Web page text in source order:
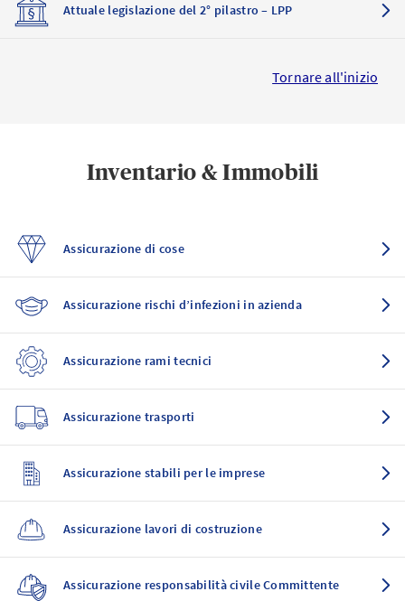
Attuale legislazione del 2° pilastro – LPP
Tornare all'inizio
Inventario & Immobili
Assicurazione di cose
Assicurazione rischi d’infezioni in azienda
Assicurazione rami tecnici
Assicurazione trasporti
Assicurazione stabili per le imprese
Assicurazione lavori di costruzione
Assicurazione responsabilità civile Committente